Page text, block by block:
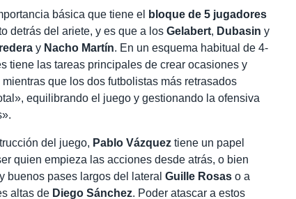
básica que tiene el
bloque de 5 jugadores
detrás del ariete, y es que a losGelabert, Dubasin y
y Nacho Martín. En un esquema habitual de 4-
tiene las tareas principales de crear ocasiones y
que los dos futbolistas más retrasados
equilibrando el juego y gestionando la ofensiva
del juego, Pablo Vázquez tiene un papel
quien empieza las acciones desde atrás, o bien
buenos pases largos del lateralGuille Rosas o a
altas de Diego Sánchez. Poder atascar a estos